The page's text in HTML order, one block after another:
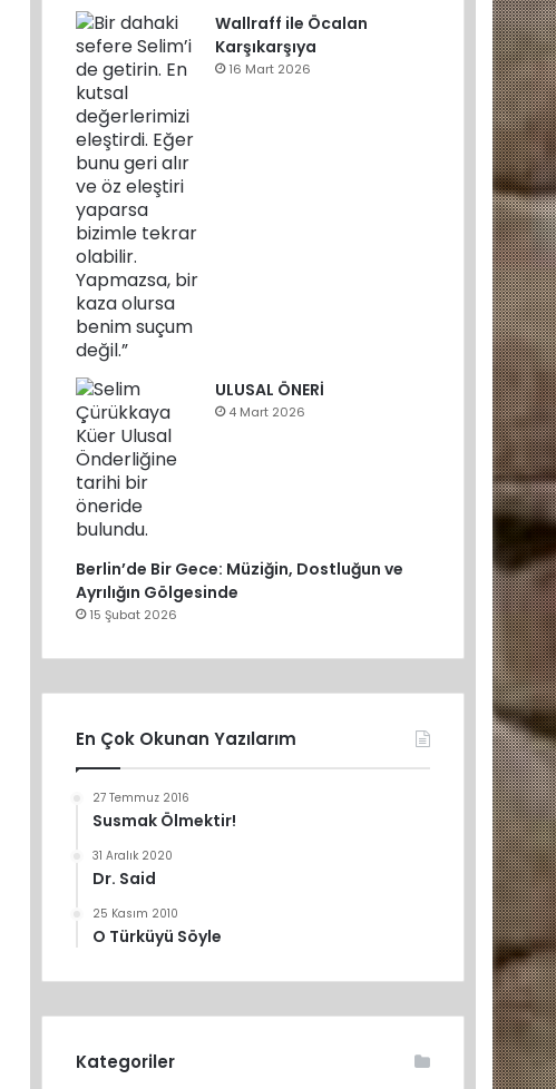
Wallraff ile Öcalan
Karşıkarşıya
16 Mart 2026
ULUSAL ÖNERİ
4 Mart 2026
Berlin’de Bir Gece: Müziğin, Dostluğun ve
Ayrılığın Gölgesinde
15 Şubat 2026
En Çok Okunan Yazılarım
27 Temmuz 2016
Susmak Ölmektir!
31 Aralık 2020
Dr. Said
25 Kasım 2010
O Türküyü Söyle
Kategoriler